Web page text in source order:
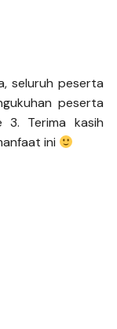
seluruh peserta
peserta
3. Terima kasih
ini